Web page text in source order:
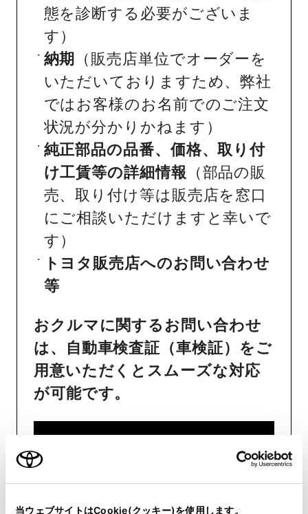
当ウェブサイトはCookie(クッキー)を使用します。
態を診断する必要がございま
す）
納期
（販売店単位でオーダーを
いただいておりますため、弊社
ではお客様のお名前でのご注文
状況が分かりかねます）
純正部品の品番、価格、取り付
け工賃等の詳細情報 （部品の販
売、取り付け等は販売店を窓口
にご相談いただけますと幸いで
す）
トヨタ販売店へのお問い合わせ
等
おクルマに関するお問い合わせ
は、自動車検査証（車検証）をご
用意いただくとスムーズな対応
が可能です。